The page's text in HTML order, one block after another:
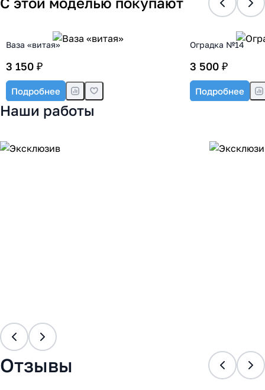
Ваза «витая»
3 150 ₽
Подробнее
Оградка №14
3 500 ₽
Подробнее
Наши работы
Отзывы